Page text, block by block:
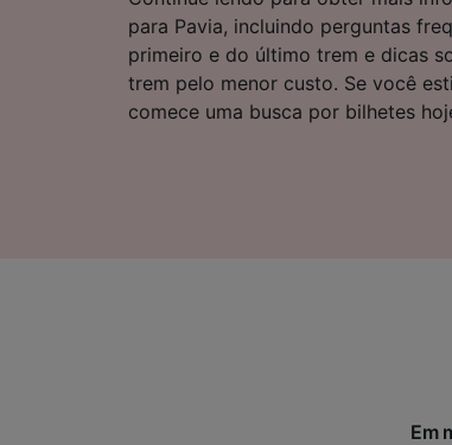
para Pavia, incluindo perguntas
primeiro e do último trem e dicas
trem pelo menor custo. Se você
comece uma busca por bilhetes
Em